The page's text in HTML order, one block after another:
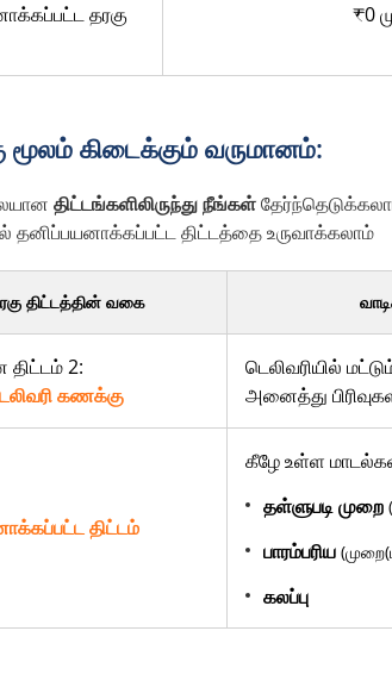
தரகு
₹0
மூலம் கிடைக்கும் வருமானம்:
திட்டங்களிலிருந்து நீங்கள்
தனிப்பயனாக்கப்பட்ட திட்டத்தை உருவாக்கலாம்
திட்டத்தின் வகை
திட்டம் 2:
கணக்கு
டெலிவரியில்
அனைத்து
திட்டம்
கீழே உள்ள
தள்ளுபடி முறை
பாரம்பரிய
கலப்பு